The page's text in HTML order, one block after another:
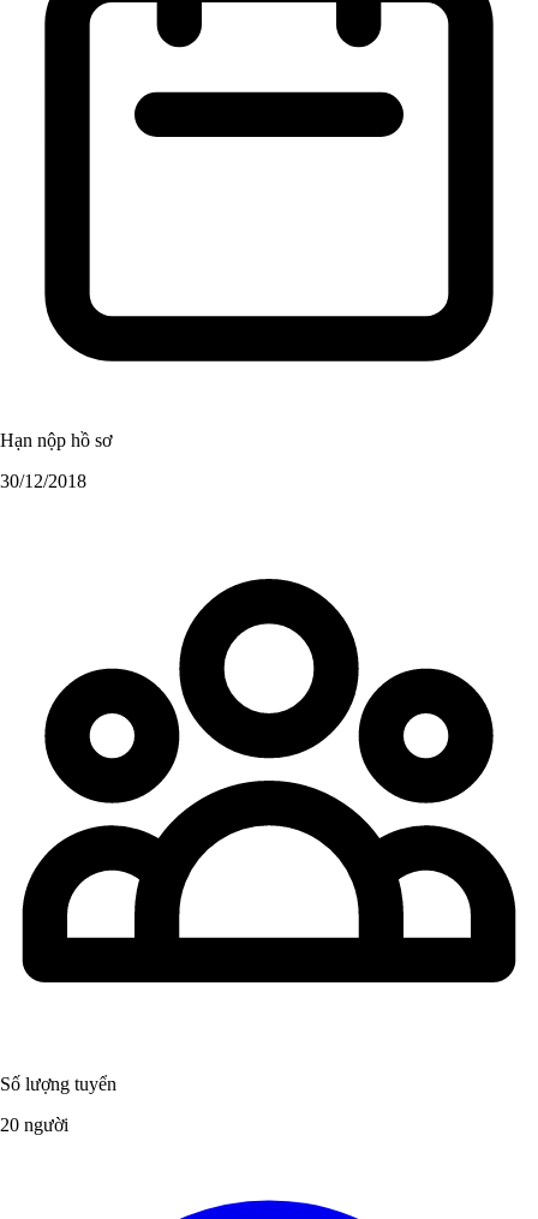
Hạn nộp hồ sơ
30/12/2018
Số lượng tuyển
20 người